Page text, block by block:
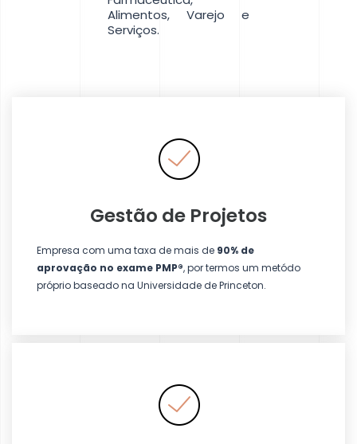
Alimentos, Varejo e
Serviços.
Gestão de Projetos
Empresa com uma taxa de mais de 90% de
aprovação no exame PMP®, por termos um metódo
próprio baseado na Universidade de Princeton.